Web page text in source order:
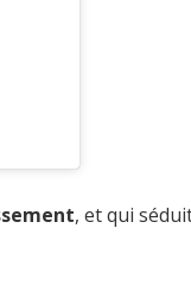
, et qui